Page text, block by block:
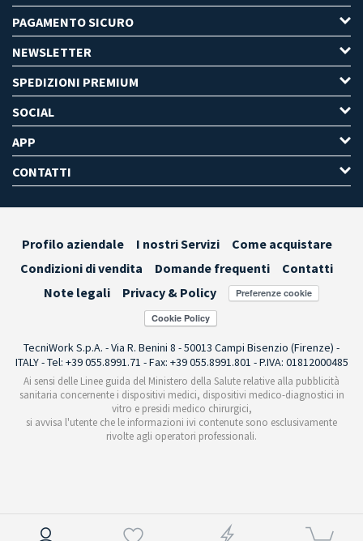
PAGAMENTO SICURO
NEWSLETTER
SPEDIZIONI PREMIUM
SOCIAL
APP
CONTATTI
Profilo aziendale I nostri Servizi
Come acquistare
Condizioni di vendita
Domande frequenti
Contatti
Note legali
Privacy & Policy Preferenze cookie
TecniWork S.p.A. - Via R. Benini 8 - 50013 Campi Bisenzio (Firenze) -
ITALY - Tel: +39 055.8991.71 - Fax: +39 055.8991.801 - P.IVA: 01812000485
Ai sensi delle Linee guida del Ministero della Salute relative alla pubblicità
sanitaria concernente i dispositivi medici, dispositivi medico-diagnostici in
vitro e presidi medico chirurgici,
si avvisa l'utente che le informazioni ivi contenute sono esclusivamente
rivolte agli operatori professionali.